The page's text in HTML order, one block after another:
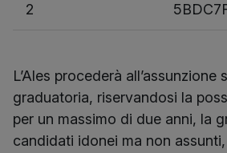
2
L’Ales procederà all’assunzione
graduatoria, riservandosi la
per un massimo di due anni, la
candidati idonei ma non